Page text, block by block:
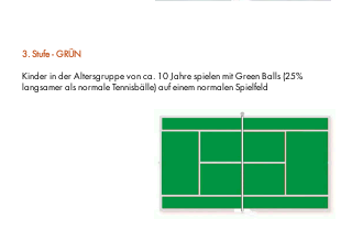
3. Stufe - GRÜN
Kinder in der Altersgruppe von ca. 10 Jahre spielen mit Green Balls (25%
langsamer als normale Tennisbälle) auf einem normalen Spielfeld